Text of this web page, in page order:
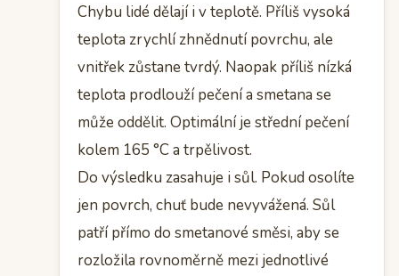
Chybu lidé dělají i v teplotě. Příliš vysoká
teplota zrychlí zhnědnutí povrchu, ale
vnitřek zůstane tvrdý. Naopak příliš nízká
teplota prodlouží pečení a smetana se
může oddělit. Optimální je střední pečení
kolem 165 °C a trpělivost.
Do výsledku zasahuje i sůl. Pokud osolíte
jen povrch, chuť bude nevyvážená. Sůl
patří přímo do smetanové směsi, aby se
rozložila rovnoměrně mezi jednotlivé